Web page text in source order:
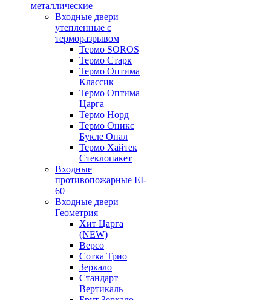
металлические
Входные двери
утепленные с
терморазрывом
Термо SOROS
Термо Старк
Термо Оптима
Классик
Термо Оптима
Царга
Термо Норд
Термо Оникс
Букле Опал
Термо Хайтек
Стеклопакет
Входные
противопожарные EI-
60
Входные двери
Геометрия
Хит Царга
(NEW)
Версо
Сотка Трио
Зеркало
Стандарт
Вертикаль